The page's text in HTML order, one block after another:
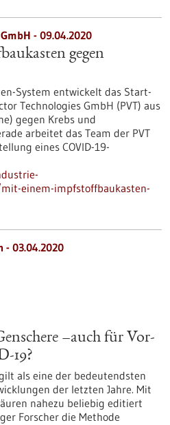
- 09.04.2020
gegen
System entwickelt das Start-
Technologies GmbH (PVT) aus
gegen Krebs und
arbeitet das Team der PVT
eines COVID-19-
einem-impfstoffbaukasten-
- 03.04.2020
–auch für Vor-
19?
gilt als eine der bedeutendsten
der letzten Jahre. Mit
nahezu beliebig editiert
Forscher die Methode